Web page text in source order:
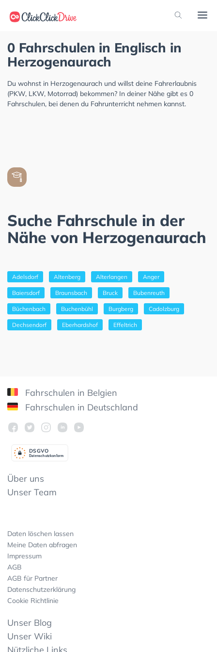
0 Fahrschulen in Englisch in
Herzogenaurach
Du wohnst in Herzogenaurach und willst deine Fahrerlaubnis
(PKW, LKW, Motorrad) bekommen? In deiner Nähe gibt es 0
Fahrschulen, bei denen du Fahrunterricht nehmen kannst.
Suche Fahrschule in der
Nähe von Herzogenaurach
Adelsdorf Altenberg Alterlangen Anger
Baiersdorf Braunsbach Bruck Bubenreuth
Büchenbach Buchenbühl Burgberg Cadolzburg
Dechsendorf Eberhardshof Effeltrich
Fahrschulen in Belgien
Fahrschulen in Deutschland
Datenschutzkonform
DSGVO
Über uns
Unser Team
Daten löschen lassen
Meine Daten abfragen
Impressum
AGB
AGB für Partner
Datenschutzerklärung
Cookie Richtlinie
Unser Blog
Unser Wiki